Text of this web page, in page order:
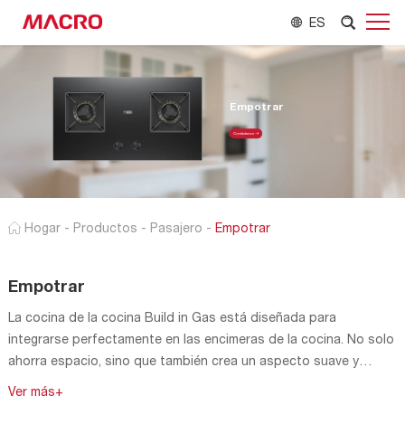
ES
Empotrar
Contáctenos
Hogar - Productos - Pasajero - Empotrar
Empotrar
La cocina de la cocina Build in Gas está diseñada para
integrarse perfectamente en las encimeras de la cocina. No solo
ahorra espacio, sino que también crea un aspecto suave y
unificado para su cocina. Con una variedad de niveles de
Ver más+